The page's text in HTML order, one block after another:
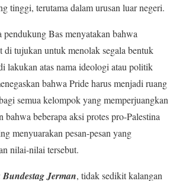
tinggi, terutama dalam urusan luar negeri.
pendukung Bas menyatakan bahwa
di tujukan untuk menolak segala bentuk
lakukan atas nama ideologi atau politik
bahwa Pride harus menjadi ruang
semua kelompok yang memperjuangkan
bahwa beberapa aksi protes pro-Palestina
menyuarakan pesan-pesan yang
nilai-nilai tersebut.
Jerman, tidak sedikit kalangan